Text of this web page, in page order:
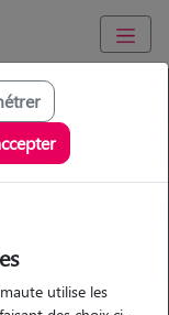
: Garde chien et
promenades
à
utilise les